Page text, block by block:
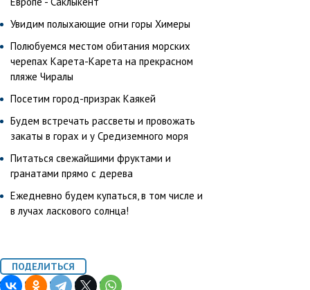
Увидим полыхающие огни горы Химеры
Полюбуемся местом обитания морских
черепах Карета-Карета на прекрасном
пляже Чиралы
Посетим город-призрак Каякей
Будем встречать рассветы и провожать
закаты в горах и у Средиземного моря
Питаться свежайшими фруктами и
гранатами прямо с дерева
Ежедневно будем купаться, в том числе и
в лучах ласкового солнца!